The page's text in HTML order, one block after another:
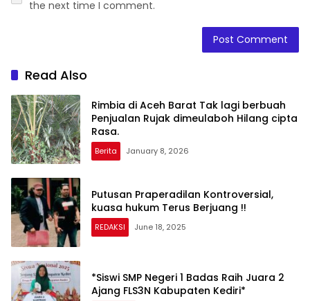
the next time I comment.
Read Also
Rimbia di Aceh Barat Tak lagi berbuah
Penjualan Rujak dimeulaboh Hilang cipta
Rasa.
Berita January 8, 2026
Putusan Praperadilan Kontroversial,
kuasa hukum Terus Berjuang !!
REDAKSI June 18, 2025
*Siswi SMP Negeri 1 Badas Raih Juara 2
Ajang FLS3N Kabupaten Kediri*